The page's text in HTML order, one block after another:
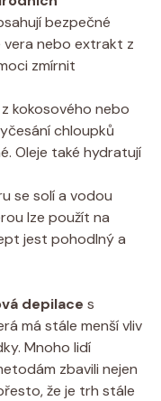
bezpečné
vera nebo extrakt z
zmírnit
kokosového nebo
chloupků
Oleje také hydratují
se solí a vodou
lze použít na
jest pohodlný a
depilace s
má stále menší vliv
Mnoho lidí
zbavili nejen
že je trh stále